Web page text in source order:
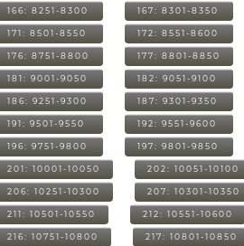
166: 8251-8300 167: 8301-8350
171: 8501-8550 172: 8551-8600
176: 8751-8800 177: 8801-8850
181: 9001-9050 182: 9051-9100
186: 9251-9300 187: 9301-9350
191: 9501-9550 192: 9551-9600
196: 9751-9800 197: 9801-9850
201: 10001-10050 202: 10051-10100
206: 10251-10300 207: 10301-10350
211: 10501-10550 212: 10551-10600
216: 10751-10800 217: 10801-10850